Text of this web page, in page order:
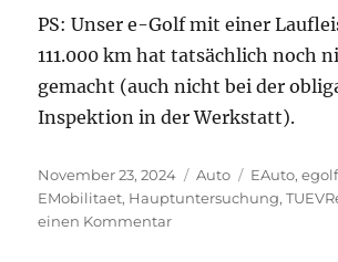
PS: Unser e-Golf mit einer
111.000 km hat tatsächlich noch
gemacht (auch nicht bei der
Inspektion in der Werkstatt).
Veröffentlicht
am
November 23, 2024 Kategorien
Auto EAuto,egolf
EMobilitaet, Hauptuntersuchung,
einen Kommentarzu